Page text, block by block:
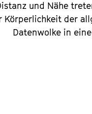
und Nähe
Körperlichkeit der
Datenwolke in